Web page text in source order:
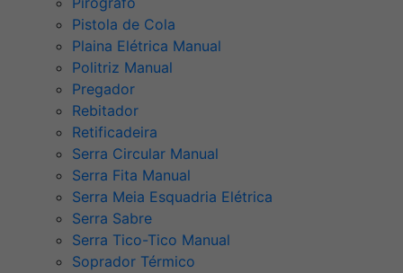
Pistola de Cola
Plaina Elétrica Manual
Politriz Manual
Pregador
Rebitador
Retificadeira
Serra Circular Manual
Serra Fita Manual
Serra Meia Esquadria Elétrica
Serra Sabre
Serra Tico-Tico Manual
Soprador Térmico